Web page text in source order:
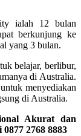
ialah 12 bulan
berkunjung ke
yang 3 bulan.
belajar, berlibur,
di Australia.
menyediakan
di Australia.
Akurat dan
2768 8883